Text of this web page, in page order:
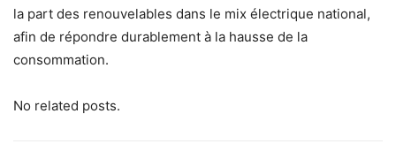
la part des renouvelables dans le mix électrique national,
afin de répondre durablement à la hausse de la
consommation.
No related posts.